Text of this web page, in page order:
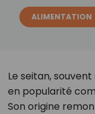
ALIMENTATION
Le seitan,
en popularité
Son origine